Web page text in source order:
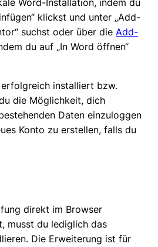
Word-Installation, indem du
klickst und unter „Add-
suchst oder über die Add-
du auf „In Word öffnen“
installiert bzw.
die Möglichkeit, dich
Daten einzuloggen
Konto zu erstellen, falls du
direkt im Browser
musst du lediglich das
Die Erweiterung ist für